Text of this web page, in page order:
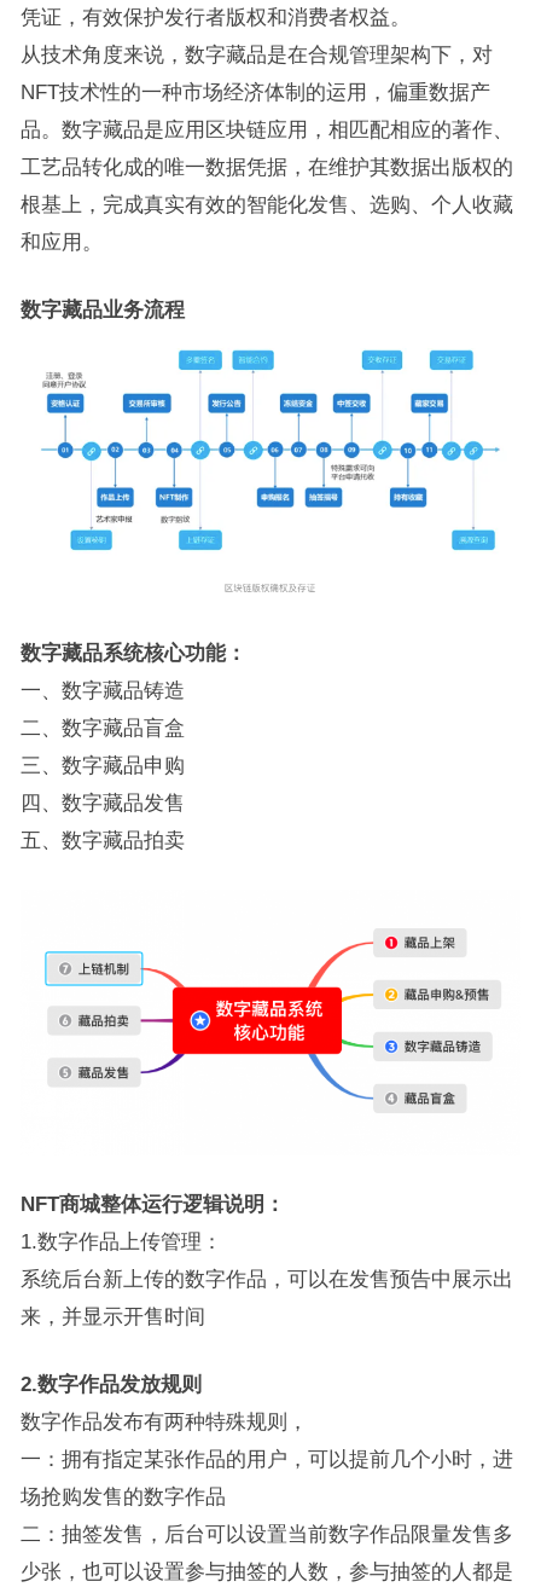
凭证，有效保护发行者版权和消费者权益。
从技术角度来说，数字藏品是在合规管理架构下，对
NFT技术性的一种市场经济体制的运用，偏重数据产
品。数字藏品是应用区块链应用，相匹配相应的著作、
工艺品转化成的唯一数据凭据，在维护其数据出版权的
根基上，完成真实有效的智能化发售、选购、个人收藏
和应用。
数字藏品业务流程
数字藏品系统核心功能：
一、数字藏品铸造
二、数字藏品盲盒
三、数字藏品申购
四、数字藏品发售
五、数字藏品拍卖
NFT商城整体运行逻辑说明：
1.数字作品上传管理：
系统后台新上传的数字作品，可以在发售预告中展示出
来，并显示开售时间
2.数字作品发放规则
数字作品发布有两种特殊规则，
一：拥有指定某张作品的用户，可以提前几个小时，进
场抢购发售的数字作品
二：抽签发售，后台可以设置当前数字作品限量发售多
少张，也可以设置参与抽签的人数，参与抽签的人都是